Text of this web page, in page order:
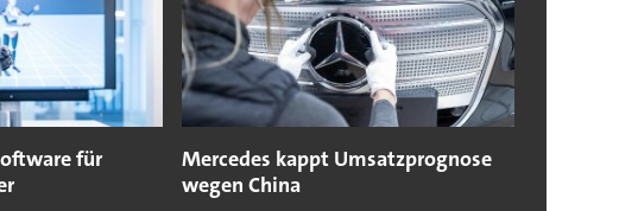
für
Mercedes kappt Umsatzprognose
wegen China